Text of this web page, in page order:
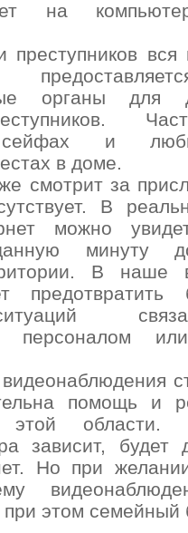
на
преступников вся
органы для
и
в доме.
смотрит за
В
можно
минуту
В наше
предотвратить
персоналом
помощь и
этой области.
зависит,
Но при
этом семейный